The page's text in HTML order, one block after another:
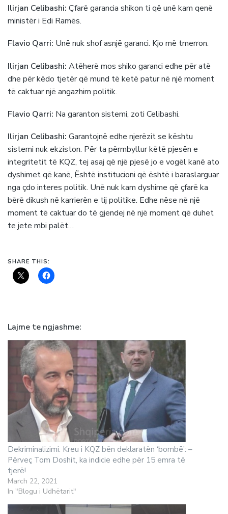
Ilirjan Celibashi: Çfarë garancia shikon ti që unë kam qenë
ministër i Edi Ramës.
Flavio Qarri: Unë nuk shof asnjë garanci. Kjo më tmerron.
Ilirjan Celibashi: Atëherë mos shiko garanci edhe për atë
dhe për këdo tjetër që mund të ketë patur në një moment
të caktuar një angazhim politik.
Flavio Qarri: Na garanton sistemi, zoti Celibashi.
Ilirjan Celibashi: Garantojnë edhe njerëzit se kështu
sistemi nuk ekziston. Për ta përmbyllur këtë pjesën e
integritetit të KQZ, tej asaj që një pjesë jo e vogël kanë ato
dyshimet që kanë, Është institucioni që është i baraslarguar
nga çdo interes politik. Unë nuk kam dyshime që çfarë ka
bërë dikush në karrierën e tij politike. Edhe nëse në një
moment të caktuar do të gjendej në një moment që duhet
te jete mbi palët…
SHARE THIS:
Lajme te ngjashme
Dekriminalizimi. Kreu i KQZ bën deklaratën ‘bombë’: –
Përveç Tom Doshit, ka indicie edhe për 15 emra të
tjerë!
March 22, 2021
In "Blogu i Udhëtarit"